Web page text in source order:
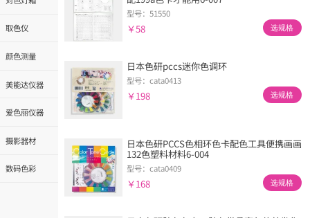
取色仪
颜色测量
美能达仪器
爱色丽仪器
摄影器材
数码色彩
型号：51550
￥58 选规格
日本色研pccs迷你色调环
型号：cata0413
￥198 选规格
日本色研PCCS色相环色卡配色工具便携画画
132色塑料材料6-004
型号：cata0409
￥168 选规格